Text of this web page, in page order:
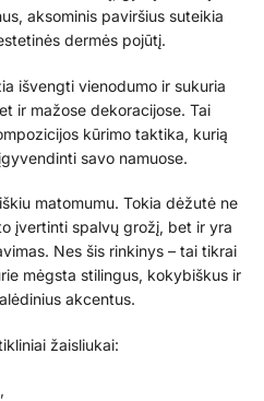
aksominis paviršius suteikia
dermės pojūtį.
išvengti vienodumo ir sukuria
ir mažose dekoracijose. Tai
kūrimo taktika, kurią
savo namuose.
matomumu. Tokia dėžutė ne
įvertinti spalvų grožį, bet ir yra
Nes šis rinkinys – tai tikrai
mėgsta stilingus, kokybiškus ir
akcentus.
žaisliukai: